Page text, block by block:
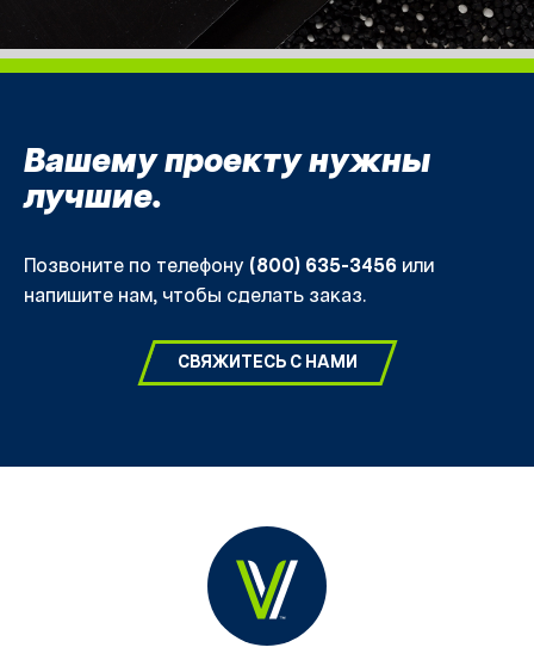
Вашему проекту нужны
лучшие.
Позвоните по телефону (800) 635-3456 или
напишите нам, чтобы сделать заказ.
СВЯЖИТЕСЬ С НАМИ